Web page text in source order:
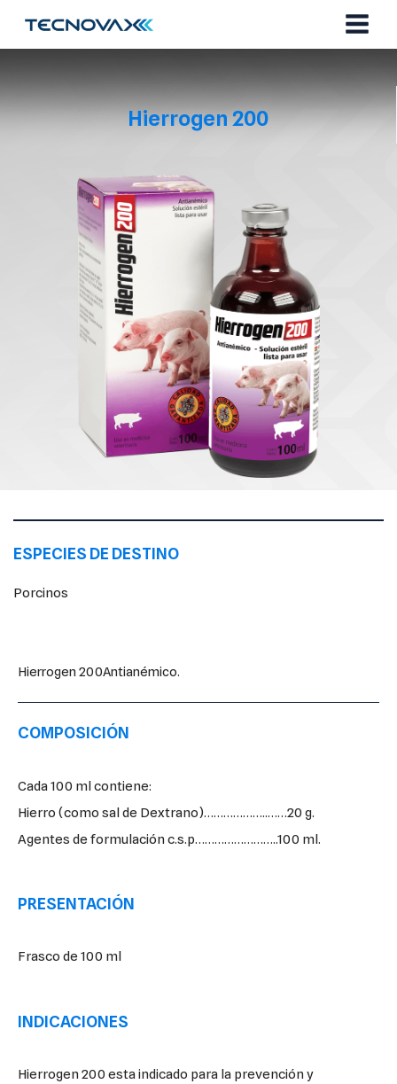
contenido
Hierrogen 200
Hierrogen 200Antianémico.
COMPOSICIÓN
Cada 100 ml contiene:
Hierro (como sal de Dextrano)………………..……20 g.
Agentes de formulación c.s.p……………………..100 ml.
PRESENTACIÓN
Frasco de 100 ml
INDICACIONES
Hierrogen 200 esta indicado para la prevención y
ESPECIES DE DESTINO
Porcinos